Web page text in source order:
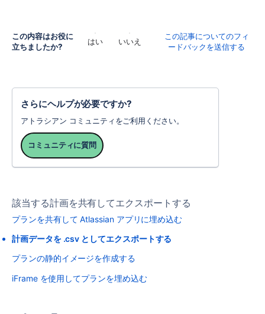
この内容はお役に
立ちましたか?
はい いいえ
この記事についてのフィ
ードバックを送信する
さらにヘルプが必要ですか?
アトラシアン コミュニティをご利用ください。
コミュニティに質問
該当する計画を共有してエクスポートする
プランを共有して Atlassian アプリに埋め込む
計画データを .csv としてエクスポートする
プランの静的イメージを作成する
iFrame を使用してプランを埋め込む